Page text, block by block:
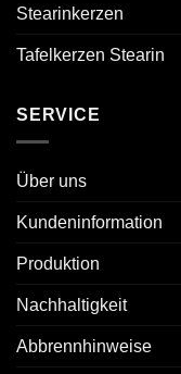
Stearinkerzen
Tafelkerzen Stearin
SERVICE
Über uns
Kundeninformation
Produktion
Nachhaltigkeit
Abbrennhinweise